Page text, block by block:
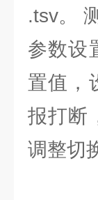
.tsv。
参数设
置值，
报打断
调整切